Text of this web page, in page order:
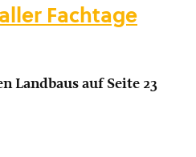
Fachtage
Landbaus auf Seite 23